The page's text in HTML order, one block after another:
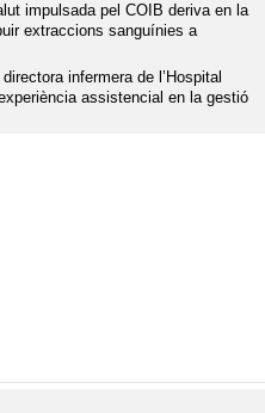
impulsada pel COIB deriva en la
extraccions sanguínies a
infermera de l’Hospital
assistencial en la gestió